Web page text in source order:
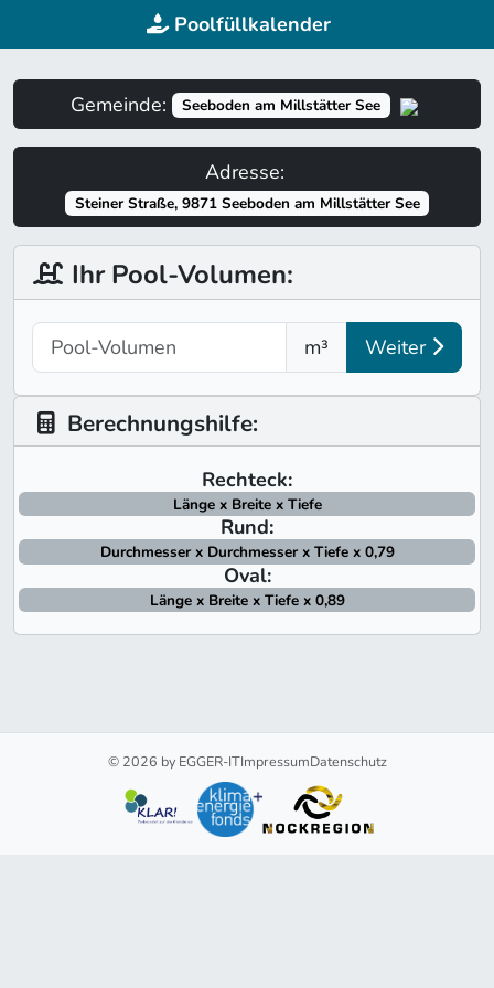
Poolfüllkalender
Gemeinde: Seeboden am Millstätter See
Adresse:
Steiner Straße, 9871 Seeboden am Millstätter See
Ihr Pool-Volumen:
m³ Weiter
Berechnungshilfe:
Rechteck:
Länge x Breite x Tiefe
Rund:
Durchmesser x Durchmesser x Tiefe x 0,79
Oval:
Länge x Breite x Tiefe x 0,89
© 2026 by EGGER-ITImpressumDatenschutz